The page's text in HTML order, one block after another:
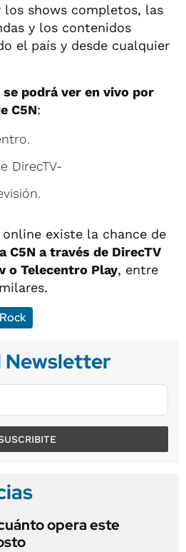
los shows completos, las
y los contenidos
el país y desde cualquier
podrá ver en vivo por
C5N:
DirecTV-
online existe la chance de
C5N a través de DirecTV
o Telecentro Play, entre
Rock
Newsletter
opera este